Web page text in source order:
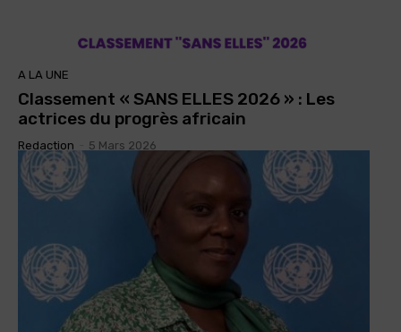
A LA UNE
Classement « SANS ELLES 2026 » : Les
actrices du progrès africain
Redaction 5 Mars 2026